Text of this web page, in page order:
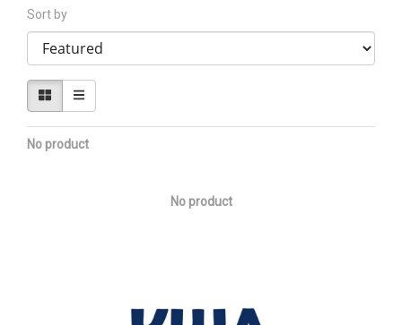
Sort by
No product
No product